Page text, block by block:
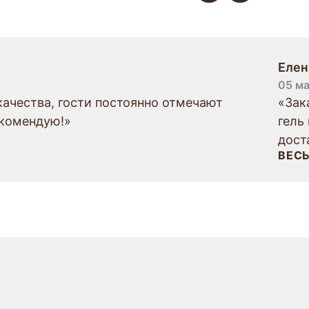
гости постоянно отмечают
05